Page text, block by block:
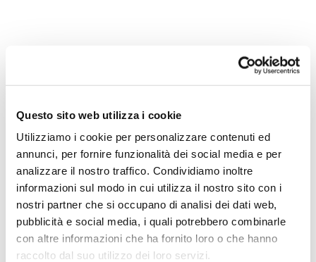
Questo sito web utilizza i cookie
Utilizziamo i cookie per personalizzare contenuti ed
annunci, per fornire funzionalità dei social media e per
analizzare il nostro traffico. Condividiamo inoltre
informazioni sul modo in cui utilizza il nostro sito con i
nostri partner che si occupano di analisi dei dati web,
pubblicità e social media, i quali potrebbero combinarle
con altre informazioni che ha fornito loro o che hanno
raccolto dal suo utilizzo dei loro servizi.
PDF - 248 KB
Temi
Docenti e Dirigenti
Politiche scolastiche
docenti La Buona Scuola
reclutamento